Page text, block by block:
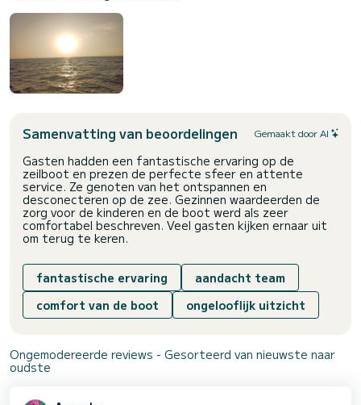
Samenvatting van beoordelingen Gemaakt door AI
Gasten hadden een fantastische ervaring op de
zeilboot en prezen de perfecte sfeer en attente
service. Ze genoten van het ontspannen en
desconecteren op de zee. Gezinnen waardeerden de
zorg voor de kinderen en de boot werd als zeer
comfortabel beschreven. Veel gasten kijken ernaar uit
om terug te keren.
fantastische ervaring
aandacht team
comfort van de boot
ongelooflijk uitzicht
Ongemodereerde reviews - Gesorteerd van nieuwste naar
oudste